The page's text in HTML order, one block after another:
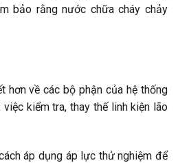
bảo rằng nước chữa cháy chảy
hơn về các bộ phận của hệ thống
kiểm tra, thay thế linh kiện lão
áp dụng áp lực thử nghiệm để